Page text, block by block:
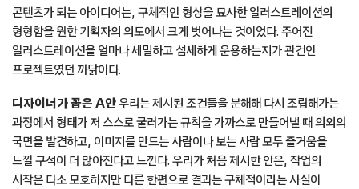
콘텐츠가 되는 아이디어는, 구체적인 형상을 묘사한 일러스트레이션의
형형함을 원한 기획자의 의도에서 크게 벗어나는 것이었다. 주어진
일러스트레이션을 얼마나 세밀하고 섬세하게 운용하는지가 관건인
프로젝트였던 까닭이다.
디자이너가 꼽은 A안우리는 제시된 조건들을 분해해 다시 조립해가는
과정에서 형태가 저 스스로 굴러가는 규칙을 가까스로 만들어낼 때 의외의
국면을 발견하고, 이미지를 만드는 사람이나 보는 사람 모두 즐거움을
느낄 구석이 더 많아진다고 느낀다. 우리가 처음 제시한 안은, 작업의
시작은 다소 모호하지만 다른 한편으로 결과는 구체적이라는 사실이